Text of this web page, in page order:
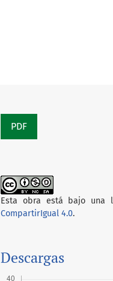
PDF
Esta obra está bajo una
CompartirIgual 4.0.
Descargas